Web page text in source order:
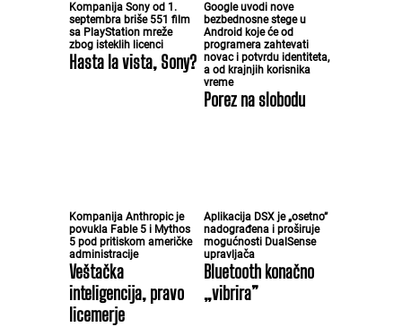
Kompanija Sony od 1.
septembra briše 551 film
sa PlayStation mreže
zbog isteklih licenci
Hasta la vista, Sony?
Google uvodi nove
bezbednosne stege u
Android koje će od
programera zahtevati
novac i potvrdu identiteta,
a od krajnjih korisnika
vreme
Porez na slobodu
Kompanija Anthropic je
povukla Fable 5 i Mythos
5 pod pritiskom američke
administracije
Veštačka
inteligencija, pravo
licemerje
Aplikacija DSX je „osetno”
nadograđena i proširuje
mogućnosti DualSense
upravljača
Bluetooth konačno
„vibrira”